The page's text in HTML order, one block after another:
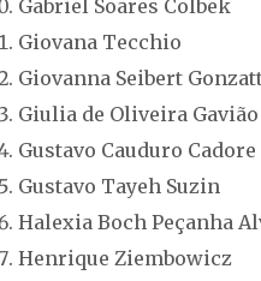
Gabriel Soares Colbek
Giovana Tecchio
Giovanna Seibert
Giulia de Oliveira Gavião
Gustavo Cauduro Cadore
Gustavo Tayeh Suzin
Halexia Boch Peçanha
Henrique Ziembowicz